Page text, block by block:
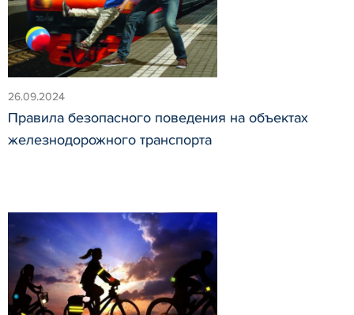
26.09.2024
Правила безопасного поведения на объектах
железнодорожного транспорта